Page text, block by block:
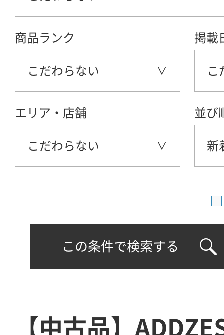
商品ランク
こだわらない
掲載
こ
エリア・店舗
こだわらない
並び
新
この条件で検索する
【中古品】